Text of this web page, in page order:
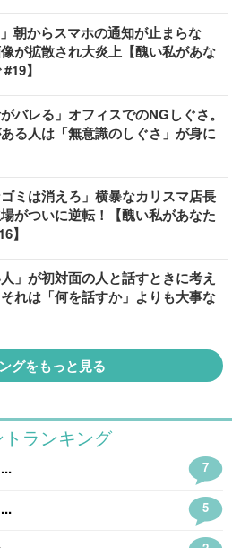
朝からスマホの通知が止まらな
が拡散され大炎上【醜い私があな
】
バレる」オフィスでのNGしぐさ。
る人は「無意識のしぐさ」が身に
ゴミは消えろ」横暴なカリスマ店長
がついに逆転！【醜い私があなた
】
人」が初対面の人と話すときに考え
れは「何を話すか」よりも大事な
グをもっと見る